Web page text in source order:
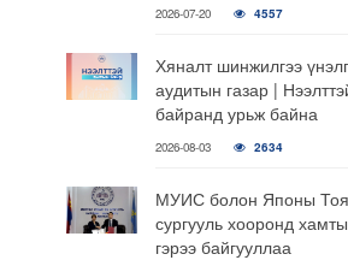
2026-07-20 4557
Хяналт шинжилгээ
аудитын газар |
байранд урьж байна
2026-08-03 2634
МУИС болон Японы
сургууль хооронд
гэрээ байгууллаа